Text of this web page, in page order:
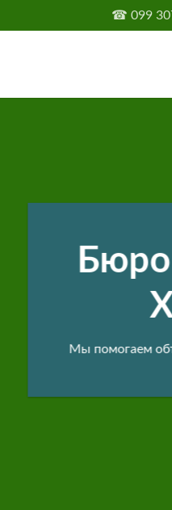
☎ 099
Мы помогаем